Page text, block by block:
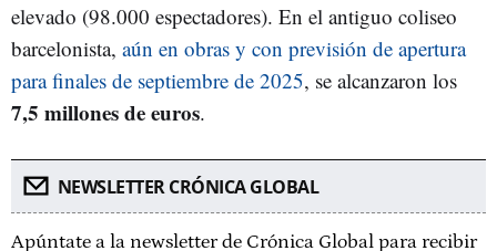
elevado (98.000 espectadores). En el antiguo coliseo
barcelonista, aún en obras y con previsión de apertura
para finales de septiembre de 2025, se alcanzaron los
7,5 millones de euros.
NEWSLETTER CRÓNICA GLOBAL
Apúntate a la newsletter de Crónica Global para recibir